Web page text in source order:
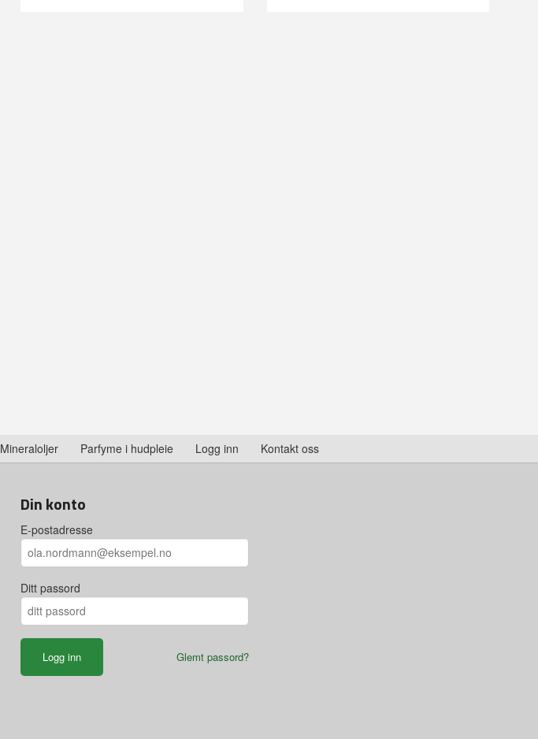
Mineraloljer Parfyme i hudpleie Logg inn Kontakt oss
Din konto
E-postadresse
Ditt passord
Glemt passord?